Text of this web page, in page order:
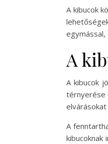
A kibucok
A
A kibucok
térnyerése
A